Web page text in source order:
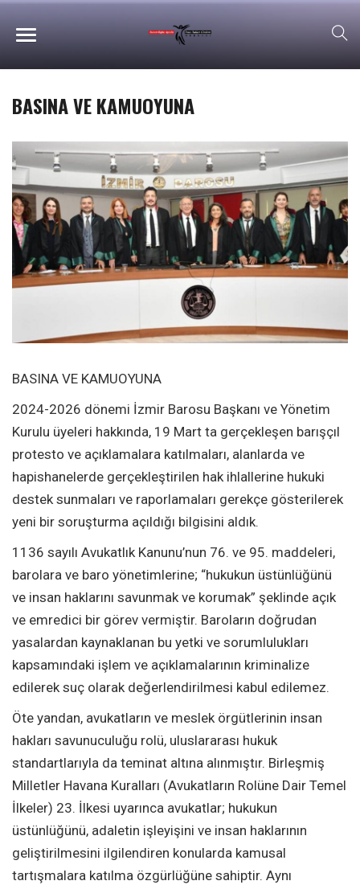
BASINA VE KAMUOYUNA
BASINA VE KAMUOYUNA
2024-2026 dönemi İzmir Barosu Başkanı ve Yönetim
Kurulu üyeleri hakkında, 19 Mart ta gerçekleşen barışçıl
protesto ve açıklamalara katılmaları, alanlarda ve
hapishanelerde gerçekleştirilen hak ihlallerine hukuki
destek sunmaları ve raporlamaları gerekçe gösterilerek
yeni bir soruşturma açıldığı bilgisini aldık.
1136 sayılı Avukatlık Kanunu’nun 76. ve 95. maddeleri,
barolara ve baro yönetimlerine; “hukukun üstünlüğünü
ve insan haklarını savunmak ve korumak” şeklinde açık
ve emredici bir görev vermiştir. Baroların doğrudan
yasalardan kaynaklanan bu yetki ve sorumlulukları
kapsamındaki işlem ve açıklamalarının kriminalize
edilerek suç olarak değerlendirilmesi kabul edilemez.
Öte yandan, avukatların ve meslek örgütlerinin insan
hakları savunuculuğu rolü, uluslararası hukuk
standartlarıyla da teminat altına alınmıştır. Birleşmiş
Milletler Havana Kuralları (Avukatların Rolüne Dair Temel
İlkeler) 23. İlkesi uyarınca avukatlar; hukukun
üstünlüğünü, adaletin işleyişini ve insan haklarının
geliştirilmesini ilgilendiren konularda kamusal
tartışmalara katılma özgürlüğüne sahiptir. Aynı